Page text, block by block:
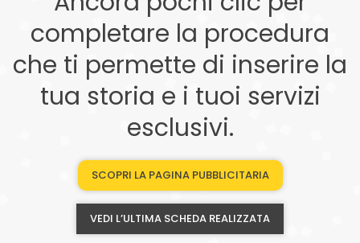
completare la procedura
che ti permette di inserire la
tua storia e i tuoi servizi
esclusivi.
SCOPRI LA PAGINA PUBBLICITARIA
VEDI L’ULTIMA SCHEDA REALIZZATA